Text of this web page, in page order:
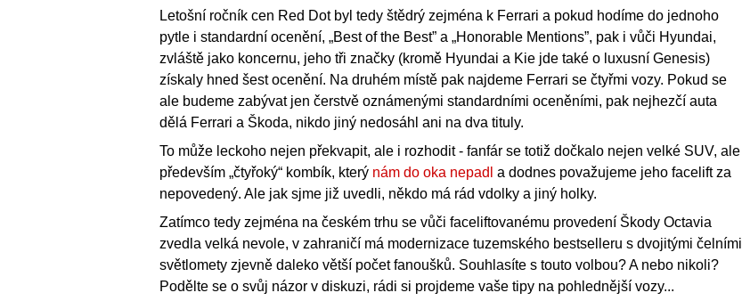
Letošní ročník cen Red Dot byl tedy štědrý zejména k Ferrari a pokud hodíme do jednoho
pytle i standardní ocenění, „Best of the Best” a „Honorable Mentions”, pak i vůči Hyundai,
zvláště jako koncernu, jeho tři značky (kromě Hyundai a Kie jde také o luxusní Genesis)
získaly hned šest ocenění. Na druhém místě pak najdeme Ferrari se čtyřmi vozy. Pokud se
ale budeme zabývat jen čerstvě oznámenými standardními oceněními, pak nejhezčí auta
dělá Ferrari a Škoda, nikdo jiný nedosáhl ani na dva tituly.
To může leckoho nejen překvapit, ale i rozhodit - fanfár se totiž dočkalo nejen velké SUV, ale
především „čtyřoký“ kombík, který nám do oka nepadl a dodnes považujeme jeho facelift za
nepovedený. Ale jak sjme již uvedli, někdo má rád vdolky a jiný holky.
Zatímco tedy zejména na českém trhu se vůči faceliftovanému provedení Škody Octavia
zvedla velká nevole, v zahraničí má modernizace tuzemského bestselleru s dvojitými čelními
světlomety zjevně daleko větší počet fanoušků. Souhlasíte s touto volbou? A nebo nikoli?
Podělte se o svůj názor v diskuzi, rádi si projdeme vaše tipy na pohlednější vozy...